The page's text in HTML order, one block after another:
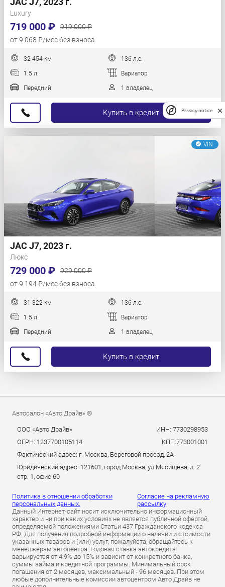
Luxury
719 000 ₽
919 000 ₽
от 9 068 ₽/мес без взноса
32 454 км 136 л.с.
1.5 л. Вариатор
Передний 1 владелец
Купить в кредит
VIN
JAC J7, 2023 г.
Люкс
729 000 ₽
929 000 ₽
от 9 194 ₽/мес без взноса
31 322 км 136 л.с.
1.5 л. Вариатор
Передний 1 владелец
Купить в кредит
Автосалон «Авто Драйв» ®
ООО «Авто Драйв»
ИНН: 7730298953
ОГРН: 1237700105114
КПП:773001001
Фактический адрес: г. Москва, Береговой проезд, 2А
Юридический адрес: 121601, город Москва, ул Мясищева, д. 2
стр. 1, офис 60
Политика в отношении обработки
персональных данных.
Согласие на рекламную
рассылку
Данный Интернет-сайт носит исключительно информационный
характер и ни при каких условиях не является публичной офертой,
определяемой положениями Статьи 437 Гражданского кодекса
РФ. Для получения подробной информации о наличии и стоимости
указанных товаров и (или) услуг, пожалуйста, обращайтесь к
менеджерам автоцентра. Годовая ставка автокредита
варьируется от 4.9% до 15% и зависит от конкретного банка,
суммы займа и кредитной программы. Минимальный срок
погашения от 2 месяцев, максимальный - 96 месяцев. При этом
любые дополнительные комиссии автоцентром Авто Драйв не
Privacy notice